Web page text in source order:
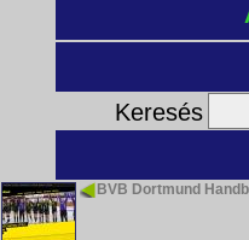
Keresés
BVB Dortmund